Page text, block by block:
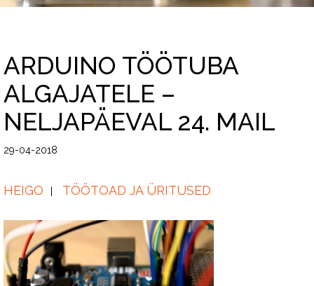
ARDUINO TÖÖTUBA
ALGAJATELE –
NELJAPÄEVAL 24. MAIL
29-04-2018
HEIGO TÖÖTOAD JA ÜRITUSED